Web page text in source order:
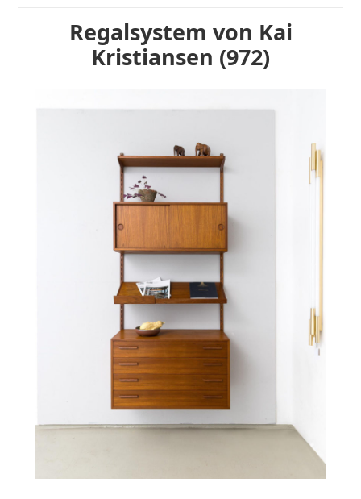
Regalsystem von Kai
Kristiansen (972)